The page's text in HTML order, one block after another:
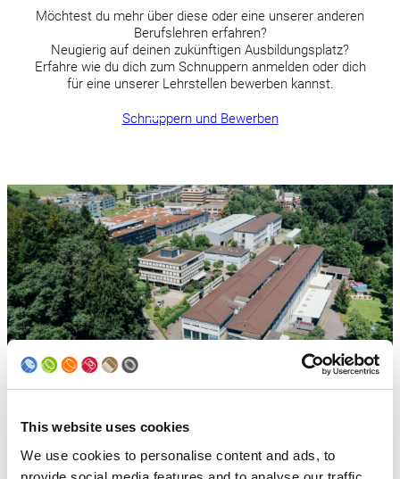
This website uses cookies
We use cookies to personalise content and ads, to
Möchtest du mehr über diese oder eine unserer anderen
Berufslehren erfahren?
Neugierig auf deinen zukünftigen Ausbildungsplatz?
Erfahre wie du dich zum Schnuppern anmelden oder dich
für eine unserer Lehrstellen bewerben kannst.
Schnuppern und Bewerben
Dein Ausbildungsort in Bergdietikon